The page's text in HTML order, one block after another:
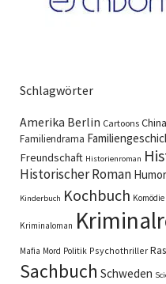
Schlagwörter
Amerika Berlin Cartoons China
Familiendrama
Freundschaft Historienroman
Historischer Roman Humor
Kinderbuch Kochbuch Komödie
Kriminaloman
Mafia Mord Politik Psychothriller
Sachbuch Schweden